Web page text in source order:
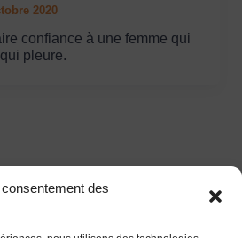
des
2020
confiance à une femme qui
pleure.